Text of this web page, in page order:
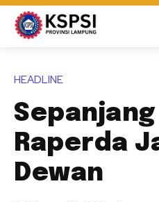
HEADLINE
Sepanjang
Raperda
Dewan